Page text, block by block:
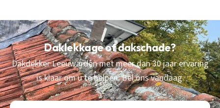
Daklekkage of dakschade?
Dakdekker Leeuwarden met meer dan 30 jaar ervaring
is klaar om u te helpen. Bel ons vandaag.